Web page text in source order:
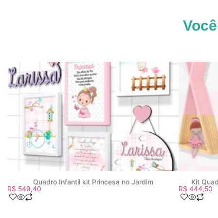
Quadro Infantil kit Princesa no Jardim
R$ 549,40
Kit
R$ 444,50